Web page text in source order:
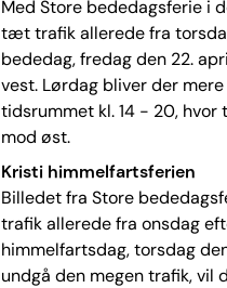
Med Store bededagsferie i
tæt trafik allerede fra
bededag, fredag den 22.
vest. Lørdag bliver der
tidsrummet kl. 14 - 20, hvor
mod øst.
Kristi himmelfartsferien
Billedet fra Store
trafik allerede fra onsdag
himmelfartsdag, torsdag
undgå den megen trafik, vil